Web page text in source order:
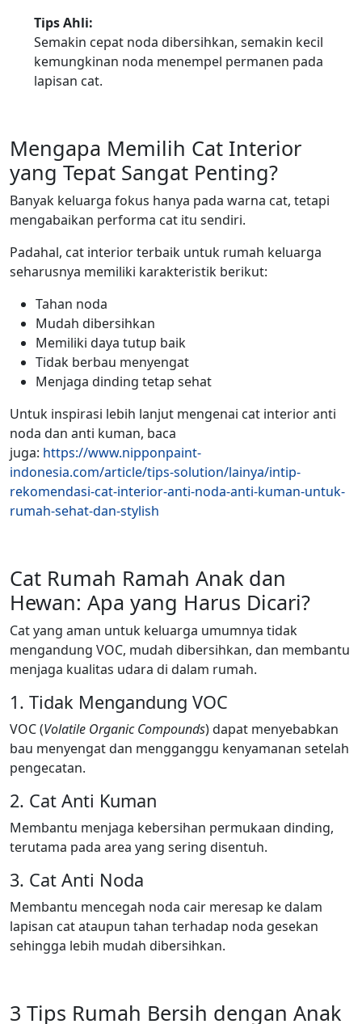
Tips Ahli:
Semakin cepat noda dibersihkan, semakin kecil
kemungkinan noda menempel permanen pada
lapisan cat.
Mengapa Memilih Cat Interior
yang Tepat Sangat Penting?
Banyak keluarga fokus hanya pada warna cat, tetapi
mengabaikan performa cat itu sendiri.
Padahal, cat interior terbaik untuk rumah keluarga
seharusnya memiliki karakteristik berikut:
Tahan noda
Mudah dibersihkan
Memiliki daya tutup baik
Tidak berbau menyengat
Menjaga dinding tetap sehat
Untuk inspirasi lebih lanjut mengenai cat interior anti
noda dan anti kuman, baca
juga: https://www.nipponpaint-
indonesia.com/article/tips-solution/lainya/intip-
rekomendasi-cat-interior-anti-noda-anti-kuman-untuk-
rumah-sehat-dan-stylish
Cat Rumah Ramah Anak dan
Hewan: Apa yang Harus Dicari?
Cat yang aman untuk keluarga umumnya tidak
mengandung VOC, mudah dibersihkan, dan membantu
menjaga kualitas udara di dalam rumah.
1. Tidak Mengandung VOC
VOC (Volatile Organic Compounds) dapat menyebabkan
bau menyengat dan mengganggu kenyamanan setelah
pengecatan.
2. Cat Anti Kuman
Membantu menjaga kebersihan permukaan dinding,
terutama pada area yang sering disentuh.
3. Cat Anti Noda
Membantu mencegah noda cair meresap ke dalam
lapisan cat ataupun tahan terhadap noda gesekan
sehingga lebih mudah dibersihkan.
3 Tips Rumah Bersih dengan Anak